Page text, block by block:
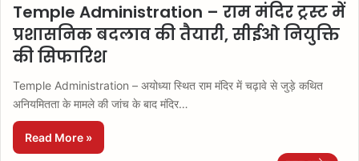
Temple Administration – राम मंदिर ट्रस्ट में
प्रशासनिक बदलाव की तैयारी, सीईओ नियुक्ति
की सिफारिश
Temple Administration – अयोध्या स्थित राम मंदिर में चढ़ावे से जुड़े कथित
अनियमितता के मामले की जांच के बाद मंदिर…
Read More »